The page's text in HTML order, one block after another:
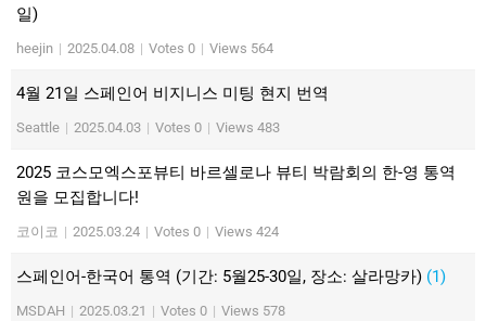
일)
heejin | 2025.04.08 | Votes 0 | Views 564
4월 21일 스페인어 비지니스 미팅 현지 번역
Seattle | 2025.04.03 | Votes 0 | Views 483
2025 코스모엑스포뷰티 바르셀로나 뷰티 박람회의 한-영 통역
원을 모집합니다!
코이코 | 2025.03.24 | Votes 0 | Views 424
스페인어-한국어 통역 (기간: 5월25-30일, 장소: 살라망카) (1)
MSDAH | 2025.03.21 | Votes 0 | Views 578